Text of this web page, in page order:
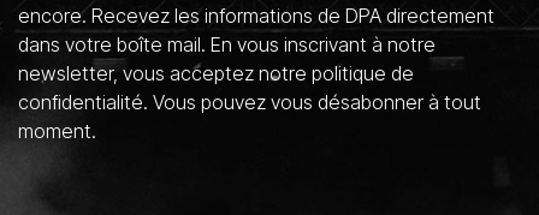
encore. Recevez les informations de DPA directement
dans votre boîte mail. En vous inscrivant à notre
newsletter, vous acceptez notre politique de
confidentialité. Vous pouvez vous désabonner à tout
moment.